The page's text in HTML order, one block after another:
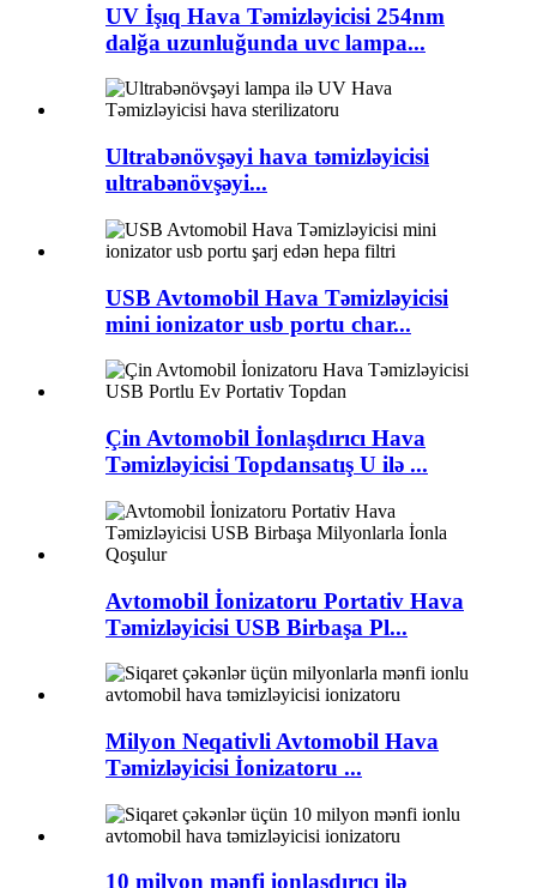
UV İşıq Hava Təmizləyicisi 254nm
dalğa uzunluğunda uvc lampa...
Ultrabənövşəyi hava təmizləyicisi
ultrabənövşəyi...
USB Avtomobil Hava Təmizləyicisi
mini ionizator usb portu char...
Çin Avtomobil İonlaşdırıcı Hava
Təmizləyicisi Topdansatış U ilə ...
Avtomobil İonizatoru Portativ Hava
Təmizləyicisi USB Birbaşa Pl...
Milyon Neqativli Avtomobil Hava
Təmizləyicisi İonizatoru ...
10 milyon mənfi ionlaşdırıcı ilə